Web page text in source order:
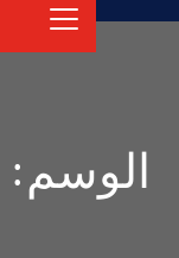
الوسم: